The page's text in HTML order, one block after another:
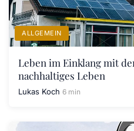
ALLGEMEIN
Leben im Einklang mit
nachhaltiges Leben
Lukas Koch 6 min